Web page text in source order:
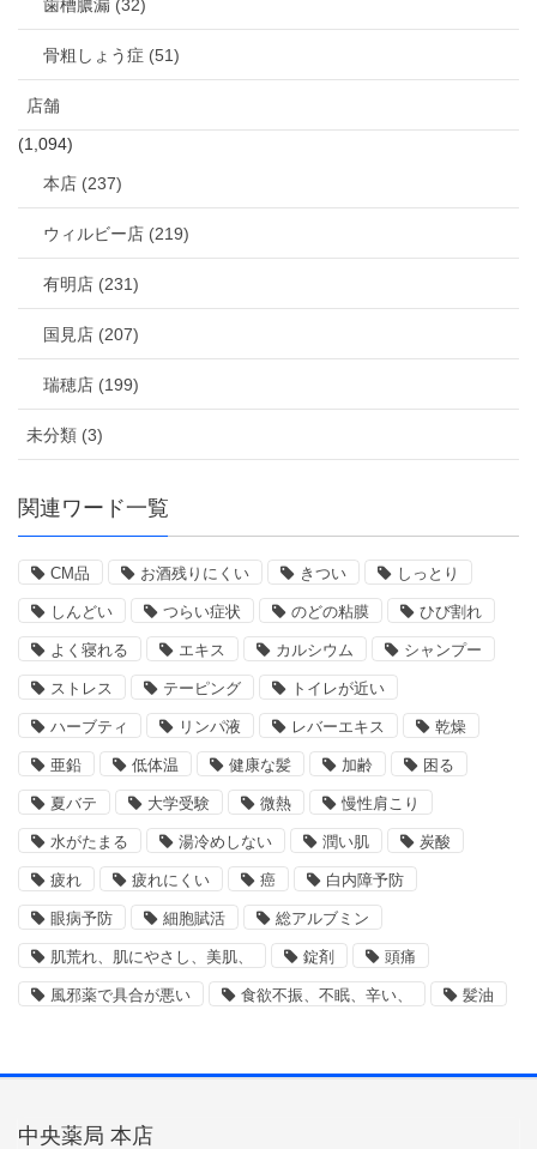
歯槽膿漏 (32)
骨粗しょう症 (51)
店舗
(1,094)
本店 (237)
ウィルビー店 (219)
有明店 (231)
国見店 (207)
瑞穂店 (199)
未分類 (3)
関連ワード一覧
CM品 お酒残りにくい きつい しっとり
しんどい つらい症状 のどの粘膜 ひび割れ
よく寝れる エキス カルシウム シャンプー
ストレス テーピング トイレが近い
ハーブティ リンパ液 レバーエキス 乾燥
亜鉛 低体温 健康な髪 加齢 困る
夏バテ 大学受験 微熱 慢性肩こり
水がたまる 湯冷めしない 潤い肌 炭酸
疲れ 疲れにくい 癌 白内障予防
眼病予防 細胞賦活 総アルブミン
肌荒れ、肌にやさし、美肌、 錠剤 頭痛
風邪薬で具合が悪い 食欲不振、不眠、辛い、 髪油
中央薬局 本店